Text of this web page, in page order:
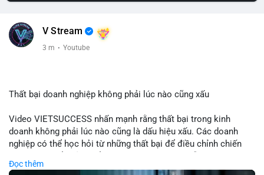
V Stream
3 m · Youtube
Thất bại doanh nghiệp không phải lúc nào cũng xấu
Video VIETSUCCESS nhấn mạnh rằng thất bại trong kinh
doanh không phải lúc nào cũng là dấu hiệu xấu. Các doanh
nghiệp có thể học hỏi từ những thất bại để điều chỉnh chiến
trình. Trong lĩnh vực tài chính và crypto, hiểu rõ nguyên nhân
Đọc thêm